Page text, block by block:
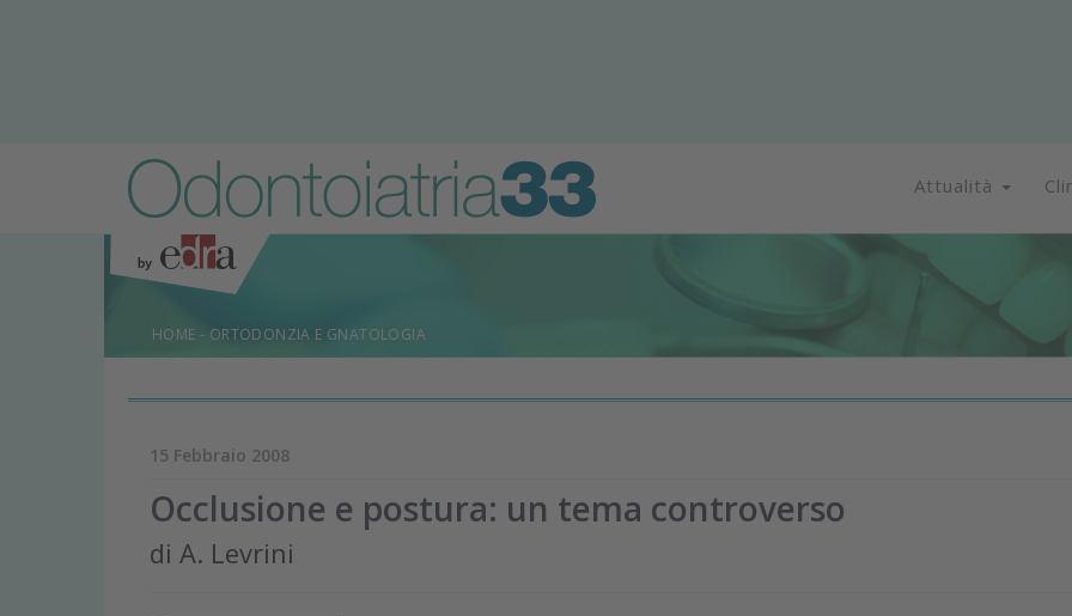
Attualità
HOME - ORTODONZIA E GNATOLOGIA
15 Febbraio 2008
Occlusione e postura: un tema controverso
di A. Levrini